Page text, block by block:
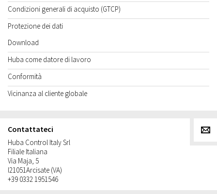
Condizioni generali di acquisto (GTCP)
Protezione dei dati
Download
Huba come datore di lavoro
Conformità
Vicinanza al cliente globale
Contattateci
Huba Control Italy Srl
Filiale Italiana
Via Maja, 5
I21051Arcisate (VA)
+39 0332 1951546
g